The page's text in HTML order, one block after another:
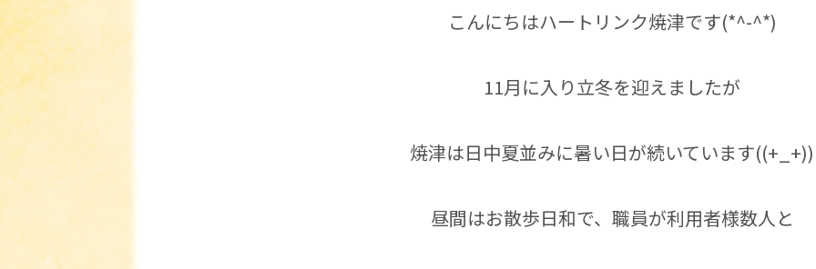
こんにちはハートリンク焼津です(*^-^*)
11月に入り立冬を迎えましたが
焼津は日中夏並みに暑い日が続いています((+_+))
昼間はお散歩日和で、職員が利用者様数人と